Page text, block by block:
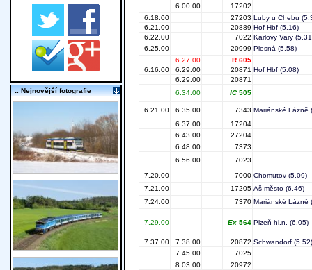
6.00.00
17202
6.18.00
27203 Luby u Chebu
6.21.00
20889 Hof Hbf (5.16)
6.22.00
7022 Karlovy Vary
6.25.00
20999 Plesná (5.58)
6.27.00
R 605
6.16.00
6.29.00 20871 Hof Hbf (5.08)
6.29.00
20871
6.34.00
IC505
6.21.00 6.35.00 7343 Mariánské Lázně
6.37.00
17204
6.43.00
27204
6.48.00
7373
6.56.00
7023
7.20.00
7000 Chomutov (5.09)
7.21.00
17205 Aš město (6.46)
7.24.00
7370 Mariánské Lázně
7.29.00 Ex 564 Plzeň hl.n. (6.05)
7.37.00 7.38.00 20872 Schwandorf (5.52)
7.45.00
7025
8.03.00
20972
:. Nejnovější fotografie